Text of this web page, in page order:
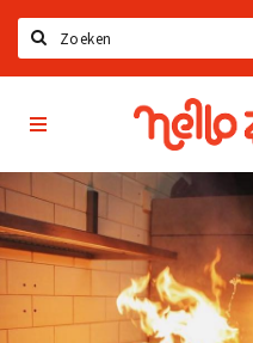
Home
Latest news
Upcoming events
Zuidas Jobs
Offers & Deals